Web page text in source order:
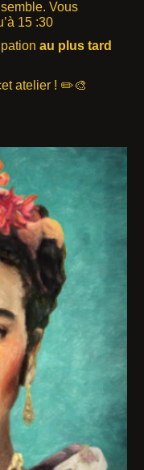
Vous
15 :30
au plus tard
atelier ! ✏️🎨